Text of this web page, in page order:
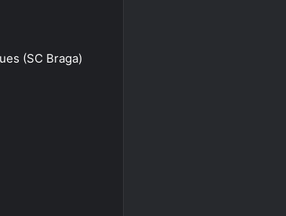
(SC Braga)